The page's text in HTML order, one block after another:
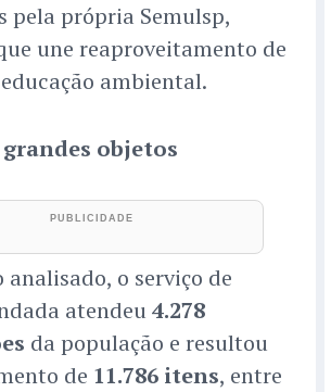
pela própria Semulsp,
une reaproveitamento de
ambiental.
objetos
analisado, o serviço de
atendeu 4.278
da população e resultou
de 11.786 itens, entre